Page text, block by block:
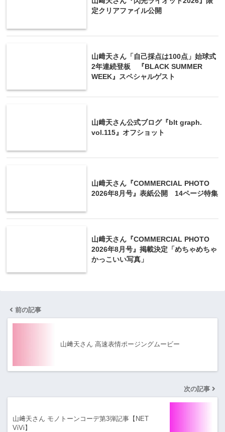
定クリアファイル公開
山﨑天さん「自己採点は100点」始球式
2年連続登板 『BLACK SUMMER
WEEK』スペシャルゲスト
山﨑天さん公式ブログ『blt graph.
vol.115』オフショット
山﨑天さん『COMMERCIAL PHOTO
2026年8月号』表紙公開 14ページ特集
山﨑天さん『COMMERCIAL PHOTO
2026年8月号』掲載決定「めちゃめちゃ
かっこいい写真」
前の記事
山﨑天さん 高速表情ポージングムービー
次の記事
山﨑天さん モノトーンコーデ第3弾記事【NET
ViVi】